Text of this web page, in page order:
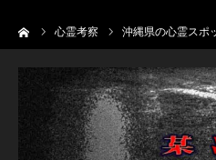
心霊考察 沖縄県の心霊スポ